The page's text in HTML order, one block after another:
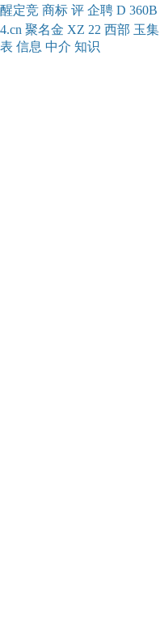
醒定竞 商标 评 企聘 D 360B
4.cn 聚名金 XZ 22 西部 玉集
表 信息 中介 知识